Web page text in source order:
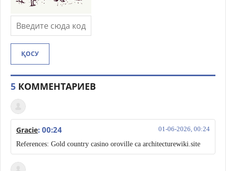
ҚОСУ
5 КОММЕНТАРИЕВ
Gracie 01-06-2026, 00:24
: 00:24
References: Gold country casino oroville ca architecturewiki.site